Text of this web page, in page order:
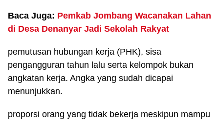
Baca Juga: Pemkab Jombang Wacanakan Lahan
di Desa Denanyar Jadi Sekolah Rakyat
pemutusan hubungan kerja (PHK), sisa
pengangguran tahun lalu serta kelompok bukan
angkatan kerja. Angka yang sudah dicapai
menunjukkan.
proporsi orang yang tidak bekerja meskipun mampu